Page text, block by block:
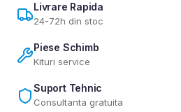
Livrare Rapida
24-72h din stoc
Piese Schimb
Kituri service
Suport Tehnic
Consultanta gratuita